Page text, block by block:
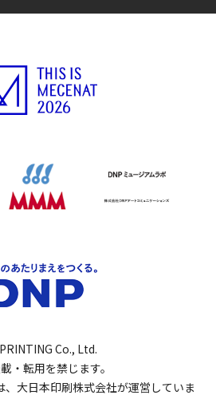
Co., Ltd.
・転用を禁じます。
大日本印刷株式会社が運営していま